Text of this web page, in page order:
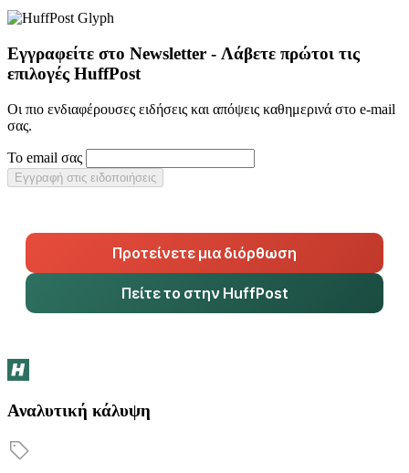
Εγγραφείτε στο Newsletter - Λάβετε πρώτοι τις
επιλογές HuffPost
Οι πιο ενδιαφέρουσες ειδήσεις και απόψεις καθημερινά στο e-mail
σας.
Το email σας
Εγγραφή στις ειδοποιήσεις
Προτείνετε μια διόρθωση
Πείτε το στην HuffPost
Αναλυτική κάλυψη